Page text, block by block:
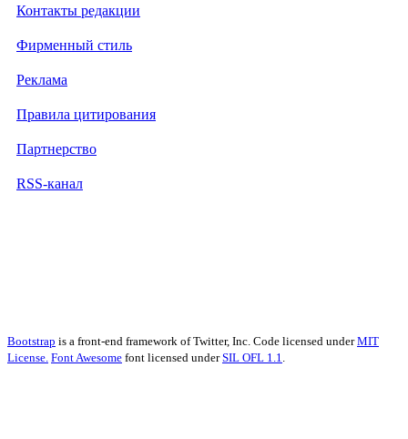
Контакты редакции
Фирменный стиль
Реклама
Правила цитирования
Партнерство
RSS-канал
Bootstrap is a front-end framework of Twitter, Inc. Code licensed underMIT
License. Font Awesome font licensed underSIL OFL 1.1.